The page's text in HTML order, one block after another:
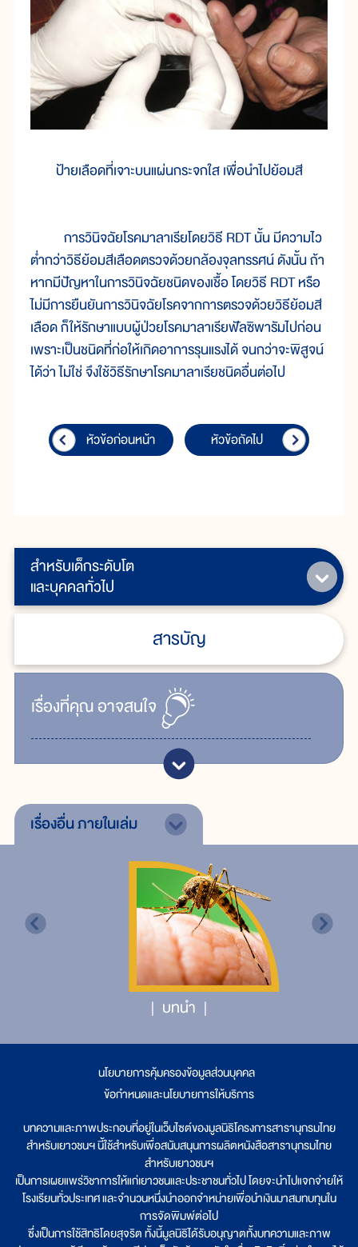
สำหรับเด็กระดับโต
และบุคคลทั่วไป
สารบัญ
เรื่ิองที่คุณอาจสนใจ
ป้ายเลือดที่เจาะบนแผ่นกระจกใส เพื่อนำไปย้อมสี
การวินิจฉัยโรคมาลาเรียโดยวิธี RDT นั้น มีความไว
ต่ำกว่าวิธีย้อมสีเลือดตรวจด้วยกล้องจุลทรรศน์ ดังนั้น ถ้า
หากมีปัญหาในการวินิจฉัยชนิดของเชื้อ โดยวิธี RDT หรือ
ไม่มีการยืนยันการวินิจฉัยโรคจากการตรวจด้วยวิธีย้อมสี
เลือด ก็ให้รักษาแบบผู้ป่วยโรคมาลาเรียฟัลซิพารัมไปก่อน
เพราะเป็นชนิดที่ก่อให้เกิดอาการรุนแรงได้ จนกว่าจะพิสูจน์
ได้ว่า ไม่ใช่ จึงใช้วิธีรักษาโรคมาลาเรียชนิดอื่นต่อไป
หัวข้อก่อนหน้า หัวข้อถัดไป
เรื่องอื่นภายในเล่ม
บทนำ
นโยบายการคุ้มครองข้อมูลส่วนบุคคล
ข้อกำหนดและนโยบายการให้บริการ
บทความและภาพประกอบที่อยู่ในเว็บไซต์ของมูลนิธิโครงการสารานุกรมไทย
สำหรับเยาวชนฯ นี้ใช้สำหรับเพื่อสนับสนุนการผลิตหนังสือสารานุกรมไทย
สำหรับเยาวชนฯ
เป็นการเผยแพร่วิชาการให้แก่เยาวชนและประชาชนทั่วไป โดยจะนำไปแจกจ่ายให้
โรงเรียนทั่วประเทศ และจำนวนหนึ่งนำออกจำหน่ายเพื่อนำเงินมาสมทบทุนใน
การจัดพิมพ์ต่อไป
ซึ่งเป็นการใช้สิทธิโดยสุจริต ทั้งนี้มูลนิธิได้รับอนุญาตทั้งบทความและภาพ